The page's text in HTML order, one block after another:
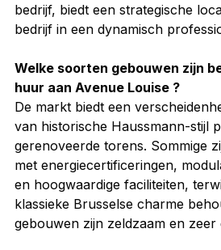
bedrijf, biedt een strategische
bedrijf in een dynamisch
Welke soorten gebouwen zijn
huur aan Avenue Louise ?
De markt biedt een
van historische Haussmann-stijl
gerenoveerde torens. Sommige
met energiecertificeringen,
en hoogwaardige faciliteiten,
klassieke Brusselse charme
gebouwen zijn zeldzaam en zeer